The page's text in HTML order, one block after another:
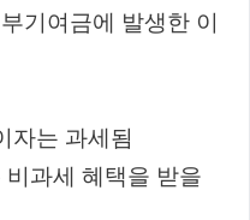
기여금에 발생한 이
자는 과세됨
과세 혜택을 받을